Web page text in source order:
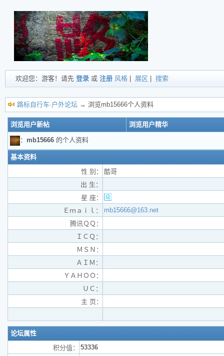
欢迎您：游客！请先 登录 或 注册 风格 展区 搜索
路标自行车·户外论坛 → 浏览mb15666个人资料
浏览用户新帖 浏览用户精华
： mb15666 的个人资料
基本资料
性 别：
酷哥
出 生：
星 座：
Ｅｍａｉｌ：
mb15666@163.net
腾讯ＱＱ：
ＩＣＱ：
ＭＳＮ：
ＡＩＭ：
ＹＡＨＯＯ：
ＵＣ：
主 页：
论坛属性
积分值：
53336